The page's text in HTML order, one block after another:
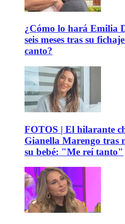
¿Cómo lo hará Emilia
seis meses tras su
canto?
FOTOS | El hilarante
Gianella Marengo tras
su bebé: "Me reí tanto"